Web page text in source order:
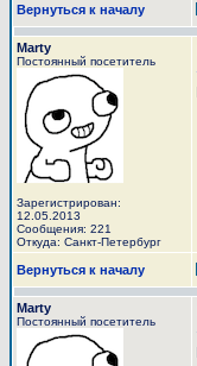
Вернуться к началу
Marty
Постоянный посетитель
Зарегистрирован:
12.05.2013
Сообщения: 221
Откуда: Санкт-Петербург
Вернуться к началу
Marty
Постоянный посетитель